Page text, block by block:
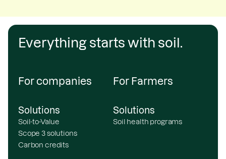
Everything starts with soil.
For companies
Solutions
Soil-to-Value
Scope 3 solutions
Carbon credits
For Farmers
Solutions
Soil health programs